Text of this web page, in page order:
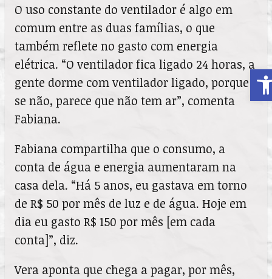
O uso constante do ventilador é algo em
comum entre as duas famílias, o que
também reflete no gasto com energia
elétrica. “O ventilador fica ligado 24 horas, a
gente dorme com ventilador ligado, porque
se não, parece que não tem ar”, comenta
Fabiana.
Fabiana compartilha que o consumo, a
conta de água e energia aumentaram na
casa dela. “Há 5 anos, eu gastava em torno
de R$ 50 por mês de luz e de água. Hoje em
dia eu gasto R$ 150 por mês [em cada
conta]”, diz.
Vera aponta que chega a pagar, por mês,